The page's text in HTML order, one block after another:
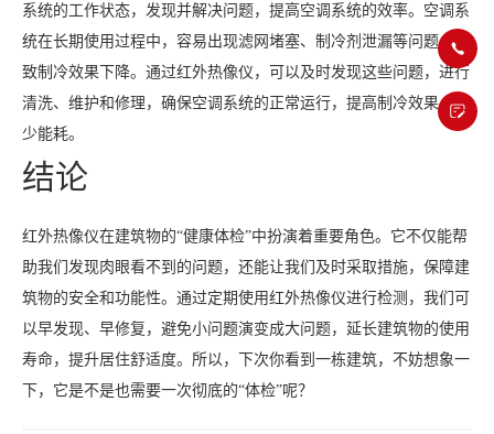
系统的工作状态，发现并解决问题，提高空调系统的效率。空调系
统在长期使用过程中，容易出现滤网堵塞、制冷剂泄漏等问题，导
致制冷效果下降。通过红外热像仪，可以及时发现这些问题，进行
清洗、维护和修理，确保空调系统的正常运行，提高制冷效果，减
少能耗。
结论
红外热像仪在建筑物的“健康体检”中扮演着重要角色。它不仅能帮
助我们发现肉眼看不到的问题，还能让我们及时采取措施，保障建
筑物的安全和功能性。通过定期使用红外热像仪进行检测，我们可
以早发现、早修复，避免小问题演变成大问题，延长建筑物的使用
寿命，提升居住舒适度。所以，下次你看到一栋建筑，不妨想象一
下，它是不是也需要一次彻底的“体检”呢？